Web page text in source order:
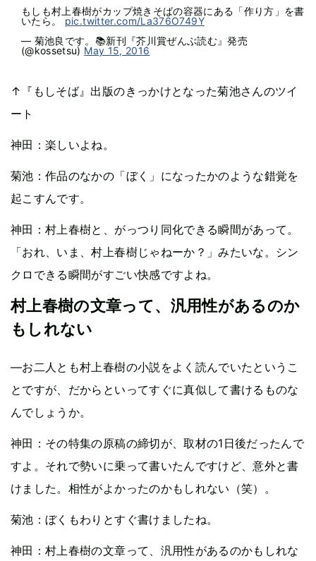
もしも村上春樹がカップ焼きそばの容器にある「作り方」を書
いたら。 pic.twitter.com/La376O749Y
— 菊池良です。📚新刊『芥川賞ぜんぶ読む』発売
(@kossetsu) May 15, 2016
↑『もしそば』出版のきっかけとなった菊池さんのツイ
ート
神田：楽しいよね。
菊池：作品のなかの「ぼく」になったかのような錯覚を
起こすんです。
神田：村上春樹と、がっつり同化できる瞬間があって。
「おれ、いま、村上春樹じゃねーか？」みたいな。シン
クロできる瞬間がすごい快感ですよね。
村上春樹の文章って、汎用性があるのか
もしれない
—お二人とも村上春樹の小説をよく読んでいたというこ
とですが、だからといってすぐに真似して書けるものな
んでしょうか。
神田：その特集の原稿の締切が、取材の1日後だったんで
すよ。それで勢いに乗って書いたんですけど、意外と書
けました。相性がよかったのかもしれない（笑）。
菊池：ぼくもわりとすぐ書けましたね。
神田：村上春樹の文章って、汎用性があるのかもしれな